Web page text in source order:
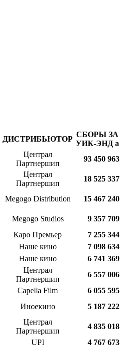
ДИСТРИБЬЮТОР
СБОРЫ ЗА
УИК-ЭНД a
Централ
Партнершип
93 450 963
Централ
Партнершип
18 525 337
Megogo Distribution 15 467 240
Megogo Studios 9 357 709
Каро Премьер 7 255 344
Наше кино 7 098 634
Наше кино 6 741 369
Централ
Партнершип
6 557 006
Capella Film 6 055 595
Иноекино 5 187 222
Централ
Партнершип
4 835 018
UPI 4 767 673